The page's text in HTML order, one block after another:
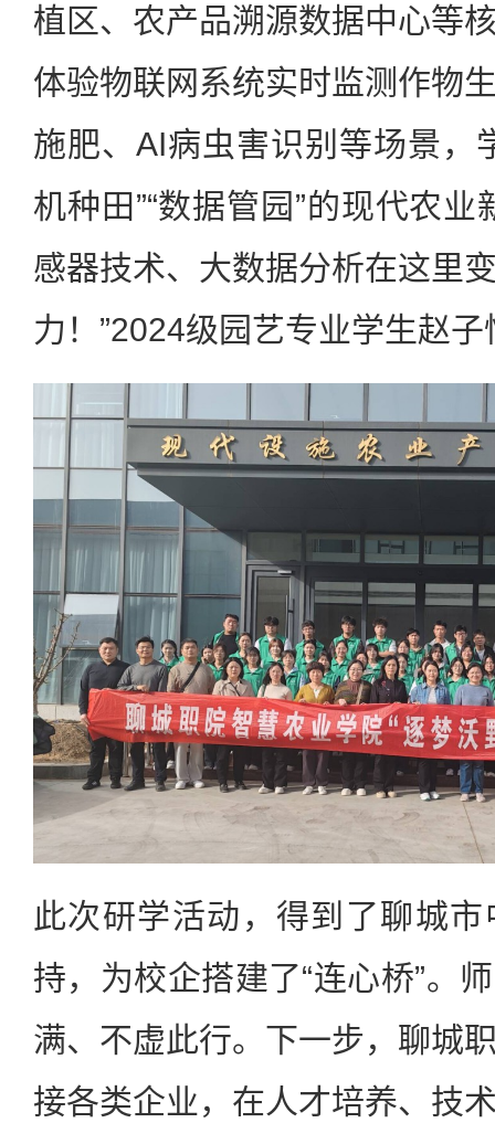
植区、农产品溯源数据中心等
体验物联网系统实时监测作物
施肥、AI病虫害识别等场景，
机种田”“数据管园”的现代农
感器技术、大数据分析在这里
力！”2024级园艺专业学生赵
此次研学活动，得到了聊城
持，为校企搭建了“连心桥”。
满、不虚此行。下一步，聊城
接各类企业，在人才培养、技